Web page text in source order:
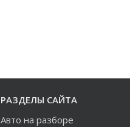
РАЗДЕЛЫ САЙТА
Авто на разборе